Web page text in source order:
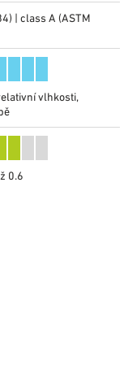
| class A (ASTM
vlhkosti,
0.6